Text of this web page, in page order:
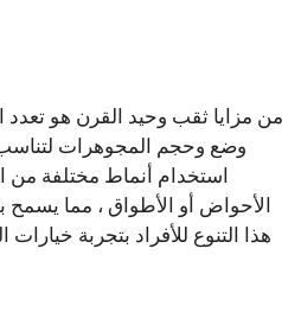
من مزايا ثقب وحيد القرن هو
وضع وحجم المجوهرات لتناسب
استخدام أنماط مختلفة من
الأحواض أو الأطواق ، مما
هذا التنوع للأفراد بتجربة